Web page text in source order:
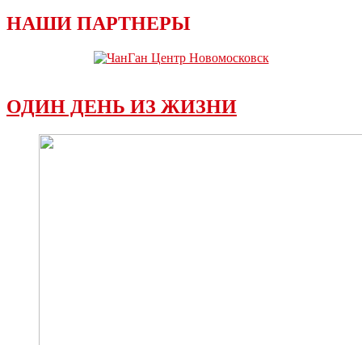
НАШИ ПАРТНЕРЫ
ОДИН ДЕНЬ ИЗ ЖИЗНИ